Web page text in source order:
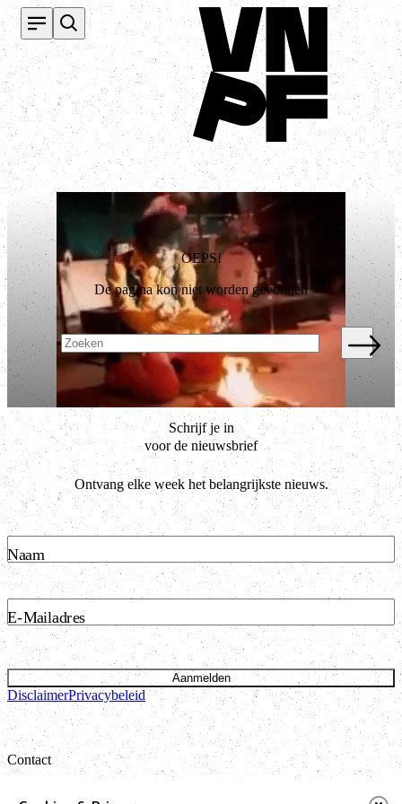
Terug naar homepage
OEPS!
De pagina kon niet worden gevonden
Schrijf je in
voor de nieuwsbrief
Ontvang elke week het belangrijkste nieuws.
Naam
E-Mailadres
Aanmelden
DisclaimerPrivacybeleid
Contact
Bataviastraat 24 unit 1.13